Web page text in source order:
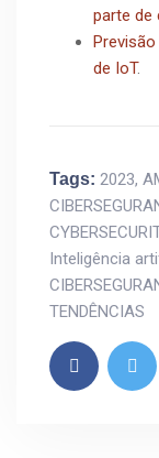
parte de
de IoT.
Tags: 2023,
Inteligência
TENDÊNCIAS